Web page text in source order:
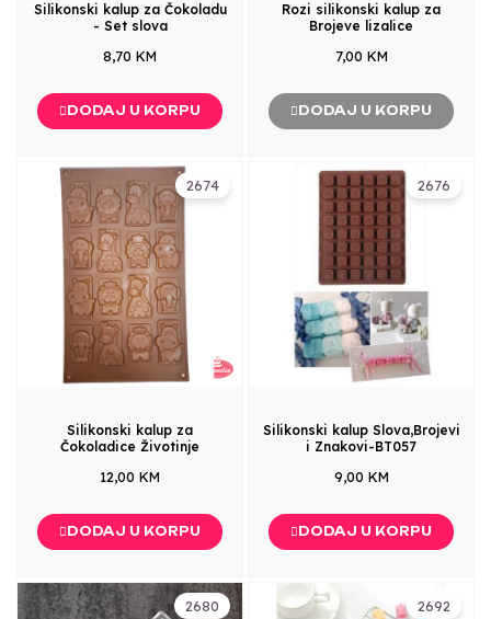
Silikonski kalup za Čokoladu
- Set slova
8,70 KM
DODAJ U KORPU
Rozi silikonski kalup za
Brojeve lizalice
7,00 KM
DODAJ U KORPU
2674
Silikonski kalup za
Čokoladice Životinje
12,00 KM
DODAJ U KORPU
2676
Silikonski kalup Slova,Brojevi
i Znakovi-BT057
9,00 KM
DODAJ U KORPU
2680 2692